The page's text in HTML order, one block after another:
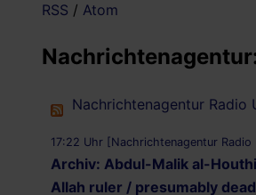
RSS / Atom
Nachrichtenagentur Radio
17:22 Uhr [Nachrichtenagentur Radio
Archiv: Abdul-Malik al-
Allah ruler / presumably